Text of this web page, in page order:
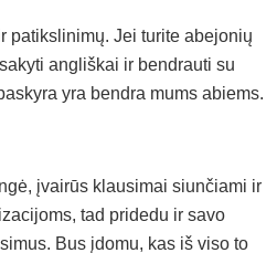
patikslinimų. Jei turite abejonių
angliškai ir bendrauti su
yra bendra mums abiems.
įvairūs klausimai siunčiami ir
tad pridedu ir savo
Bus įdomu, kas iš viso to